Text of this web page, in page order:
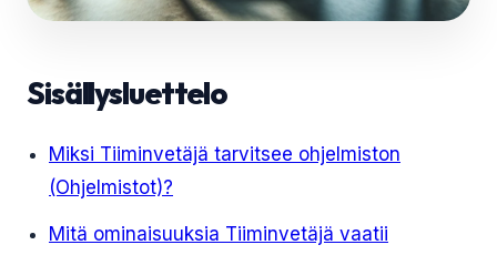
Sisällysluettelo
Miksi Tiiminvetäjä tarvitsee ohjelmiston
(Ohjelmistot)?
Mitä ominaisuuksia Tiiminvetäjä vaatii